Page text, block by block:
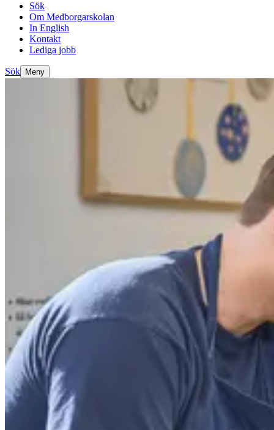
Sök
Om Medborgarskolan
In English
Kontakt
Lediga jobb
Sök Meny